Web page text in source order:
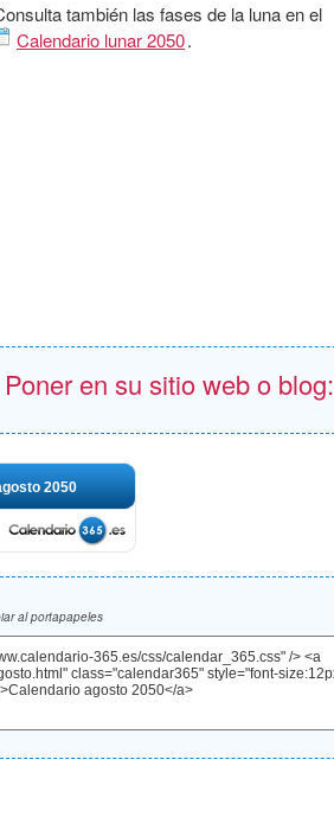
también las fases de la luna en el
Calendario lunar 2050.
en su sitio web o blog:
2050
al portapapeles